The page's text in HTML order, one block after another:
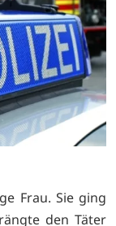
Frau. Sie ging
den Täter